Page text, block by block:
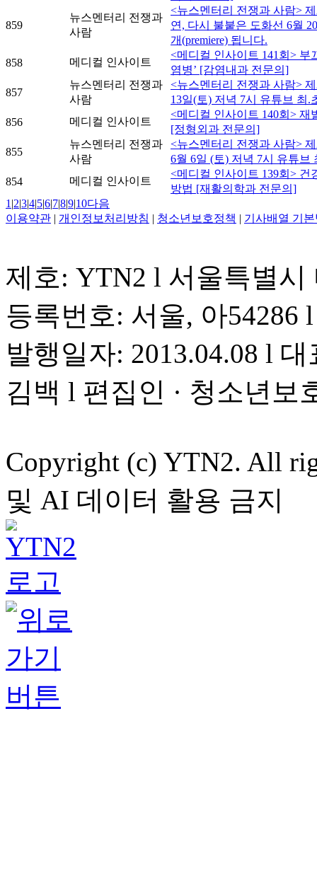
859
뉴스멘터리 전쟁과
사람
<뉴스멘터리 전쟁과 사람>
연, 다시 불붙은 도화선 6월
개(premiere) 됩니다.
858
메디컬 인사이트
<메디컬 인사이트 141회> 부
염병’ [감염내과 전문의]
857
뉴스멘터리 전쟁과
사람
<뉴스멘터리 전쟁과 사람>
13일(토) 저녁 7시 유튜브 최.
856
메디컬 인사이트
<메디컬 인사이트 140회>
[정형외과 전문의]
855
뉴스멘터리 전쟁과
사람
<뉴스멘터리 전쟁과 사람>
6월 6일 (토) 저녁 7시 유튜브
854
메디컬 인사이트
<메디컬 인사이트 139회>
방법 [재활의학과 전문의]
1 |2|3|4|5|6|7|8|9|10다음
이용약관 | 개인정보처리방침 | 청소년보호정책 | 기사배열 기
제호: YTN2 l 서울특별
등록번호: 서울, 아54286
발행일자: 2013.04.08 l
김백 l 편집인 · 청소년보
Copyright (c) YTN2. All
및 AI 데이터 활용 금지